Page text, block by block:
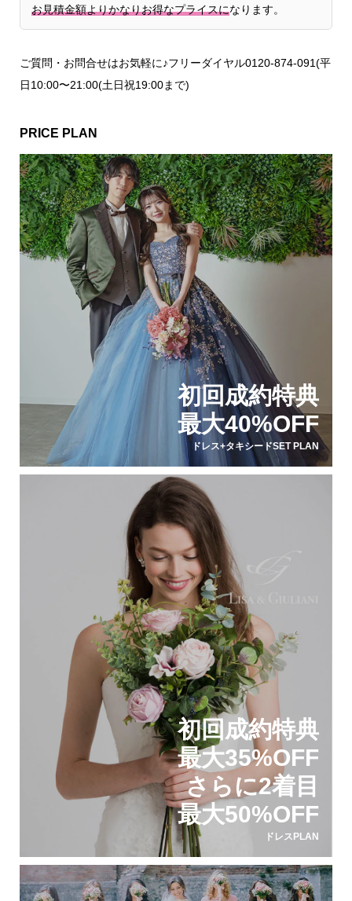
お見積金額よりかなりお得なプライスになります。
ご質問・お問合せはお気軽に♪フリーダイヤル0120-874-091(平
日10:00〜21:00(土日祝19:00まで)
PRICE PLAN
初回成約特典
最大40%OFF
ドレス+タキシードSET PLAN
初回成約特典
最大35%OFF
さらに2着目
最大50%OFF
ドレスPLAN